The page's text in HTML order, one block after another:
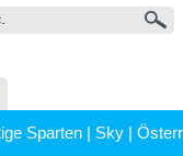
Sparten | Sky |